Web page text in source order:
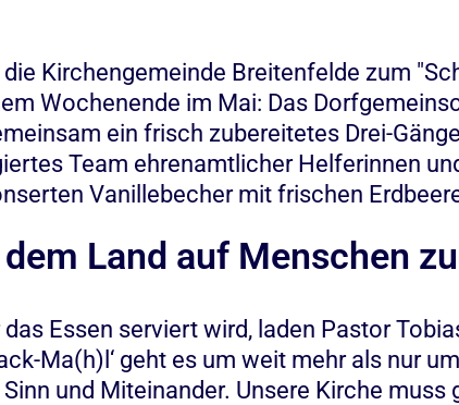
Kirchengemeinde Breitenfelde zum
Wochenende im Mai: Das
ein frisch zubereitetes Drei-
Team ehrenamtlicher Helferinnen
Vanillebecher mit frischen
Land auf Menschen
das Essen serviert wird, laden Pastor
Ma(h)l‘ geht es um weit mehr als nur
Sinn und Miteinander. Unsere Kirche